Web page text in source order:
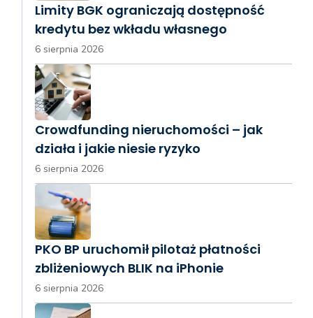
Limity BGK ograniczają dostępność
kredytu bez wkładu własnego
6 sierpnia 2026
Crowdfunding nieruchomości – jak
działa i jakie niesie ryzyko
6 sierpnia 2026
PKO BP uruchomił pilotaż płatności
zbliżeniowych BLIK na iPhonie
6 sierpnia 2026